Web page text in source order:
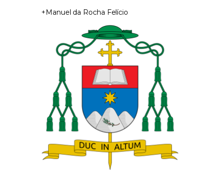
+Manuel da Rocha Felício